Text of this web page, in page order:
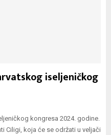
iseljeničkog
kongresa 2024. godine.
Ciligi, koja će se održati u veljači